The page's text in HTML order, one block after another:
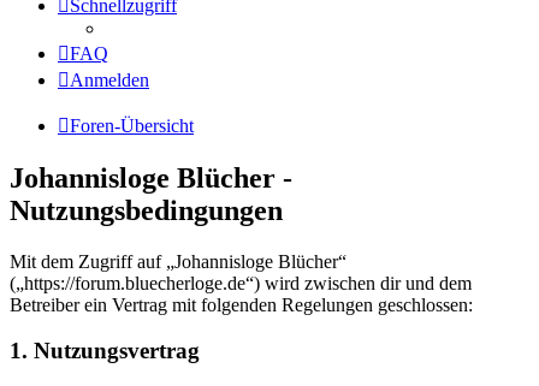
Schnellzugriff
FAQ
Anmelden
Foren-Übersicht
Johannisloge Blücher -
Nutzungsbedingungen
Mit dem Zugriff auf „Johannisloge Blücher“
(„https://forum.bluecherloge.de“) wird zwischen dir und dem
Betreiber ein Vertrag mit folgenden Regelungen geschlossen:
1. Nutzungsvertrag